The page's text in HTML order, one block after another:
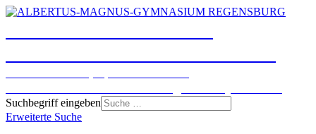
Suchbegriff eingeben
Erweiterte Suche